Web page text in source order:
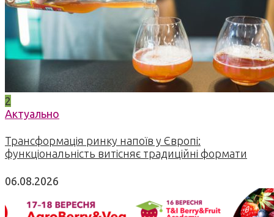
2
Актуально
Трансформація ринку напоїв у Європі:
функціональність витісняє традиційні формати
06.08.2026